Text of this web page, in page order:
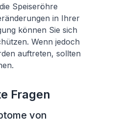
Speiseröhre
in Ihrer
können Sie sich
Wenn jedoch
auftreten, sollten
Fragen
von